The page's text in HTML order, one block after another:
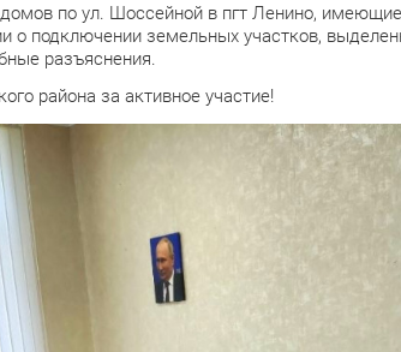
по ул. Шоссейной в пгт Ленино,
о подключении земельных участков,
разъяснения.
района за активное участие!